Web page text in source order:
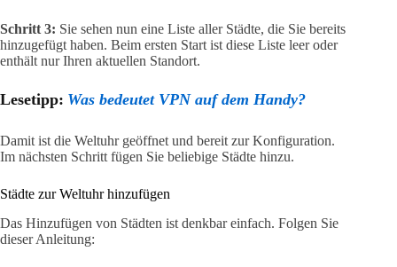
Schritt 3: Sie sehen nun eine Liste aller Städte, die Sie bereits
hinzugefügt haben. Beim ersten Start ist diese Liste leer oder
enthält nur Ihren aktuellen Standort.
Lesetipp: Was bedeutet VPN auf dem Handy?
Damit ist die Weltuhr geöffnet und bereit zur Konfiguration.
Im nächsten Schritt fügen Sie beliebige Städte hinzu.
Städte zur Weltuhr hinzufügen
Das Hinzufügen von Städten ist denkbar einfach. Folgen Sie
dieser Anleitung: